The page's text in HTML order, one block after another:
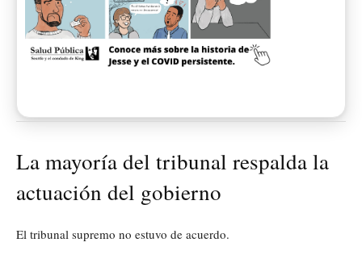
La mayoría del tribunal respalda la
actuación del gobierno
El tribunal supremo no estuvo de acuerdo.